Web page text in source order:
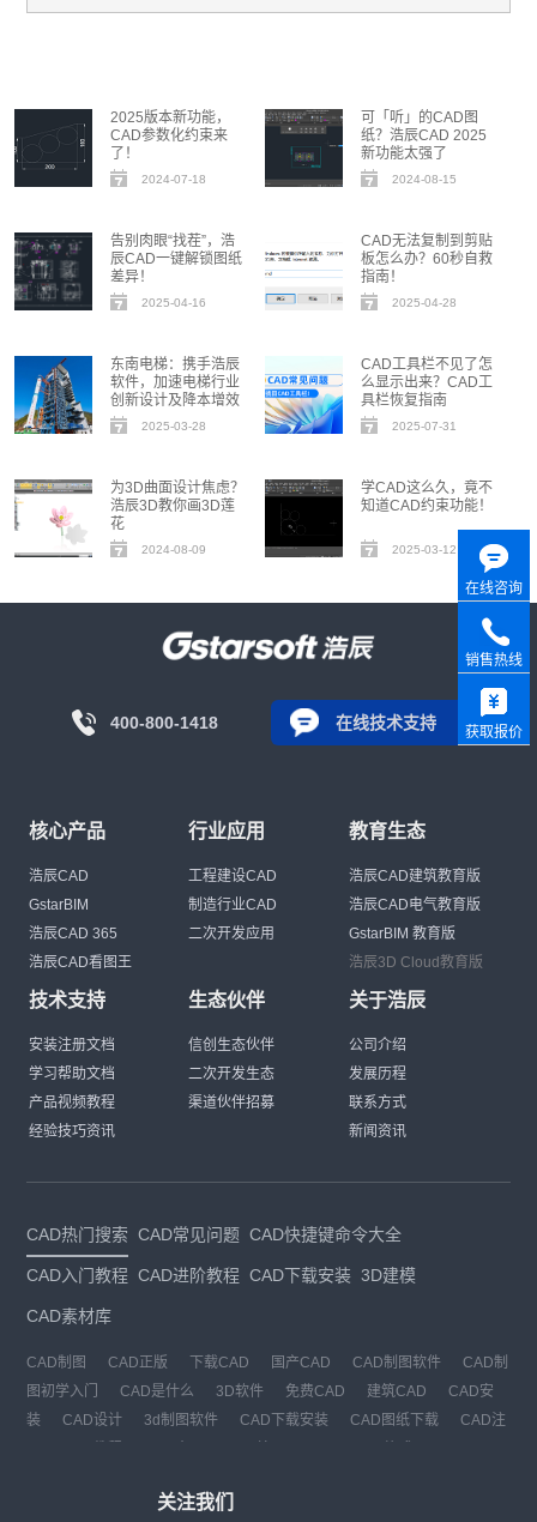
2025版本新功能，
CAD参数化约束来
了！
2024-07-18
可「听」的CAD图
纸？浩辰CAD 2025
新功能太强了
2024-08-15
告别肉眼“找茬”，浩
辰CAD一键解锁图纸
差异！
2025-04-16
CAD无法复制到剪贴
板怎么办？60秒自救
指南！
2025-04-28
东南电梯：携手浩辰
软件，加速电梯行业
创新设计及降本增效
2025-03-28
CAD工具栏不见了怎
么显示出来？CAD工
具栏恢复指南
2025-07-31
为3D曲面设计焦虑？
浩辰3D教你画3D莲
花
2024-08-09
学CAD这么久，竟不
知道CAD约束功能！
2025-03-12
400-800-1418 在线技术支持
核心产品
浩辰CAD
GstarBIM
浩辰CAD 365
浩辰CAD看图王
行业应用
工程建设CAD
制造行业CAD
二次开发应用
教育生态
浩辰CAD建筑教育版
浩辰CAD电气教育版
GstarBIM 教育版
浩辰3D Cloud教育版
技术支持
安装注册文档
学习帮助文档
产品视频教程
经验技巧资讯
生态伙伴
信创生态伙伴
二次开发生态
渠道伙伴招募
关于浩辰
公司介绍
发展历程
联系方式
新闻资讯
CAD热门搜索 CAD常见问题 CAD快捷键命令大全
CAD入门教程 CAD进阶教程 CAD下载安装 3D建模
CAD素材库
CAD制图 CAD正版 下载CAD 国产CAD CAD制图软件
CAD制
图初学入门
CAD是什么 3D软件 免费CAD 建筑CAD
CAD安
装
CAD设计 3d制图软件 CAD下载安装 CAD图纸下载
CAD注
关注我们
在线咨询
销售热线
获取报价